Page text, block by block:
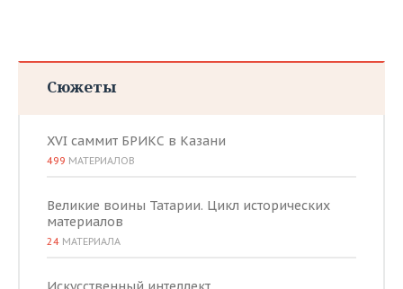
Сюжеты
XVI саммит БРИКС в Казани
499 МАТЕРИАЛОВ
Великие воины Татарии. Цикл исторических
материалов
24 МАТЕРИАЛА